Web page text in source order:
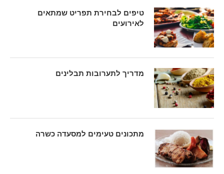
טיפים לבחירת תפריט שמתאים
לאירועים
מדריך לתערובות תבלינים
מתכונים טעימים למסעדה כשרה